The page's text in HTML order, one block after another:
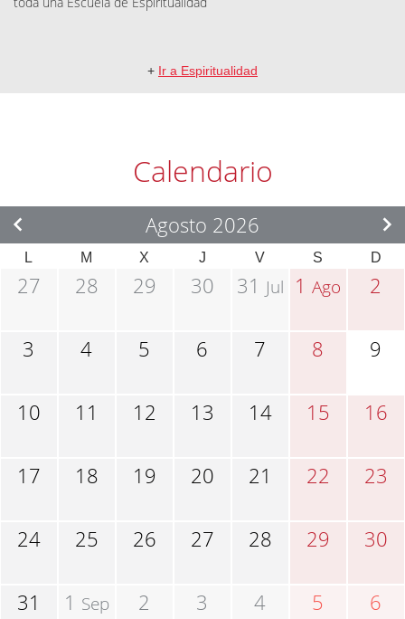
+ Ir a Espiritualidad
Calendario
Agosto 2026
L M X J V S D
27 28 29 30 31 Jul 1Ago 2
3 4 5 6 7 8 9
10 11 12 13 14 15 16
17 18 19 20 21 22 23
24 25 26 27 28 29 30
31 1 Sep 2 3 4 5 6